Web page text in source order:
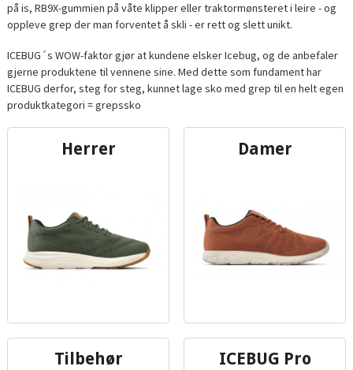
på is, RB9X-gummien på våte klipper eller traktormønsteret i leire - og
oppleve grep der man forventet å skli - er rett og slett unikt.
ICEBUG´s WOW-faktor gjør at kundene elsker Icebug, og de anbefaler
gjerne produktene til vennene sine. Med dette som fundament har
ICEBUG derfor, steg for steg, kunnet lage sko med grep til en helt egen
produktkategori = grepssko
Herrer Damer
Tilbehør ICEBUG Pro